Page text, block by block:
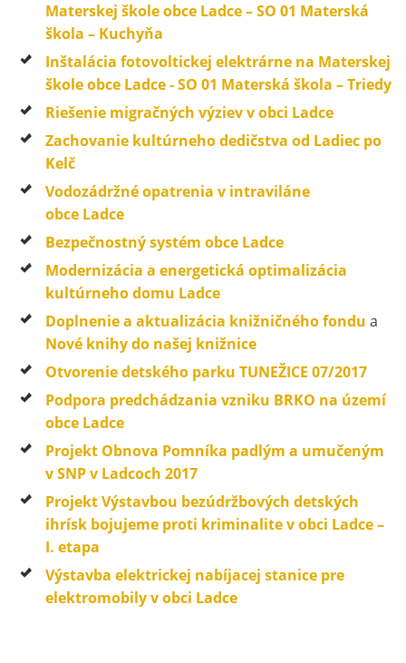
Materskej škole obce Ladce – SO 01 Materská
škola – Kuchyňa
Inštalácia fotovoltickej elektrárne na Materskej
škole obce Ladce - SO 01 Materská škola – Triedy
Riešenie migračných výziev v obci Ladce
Zachovanie kultúrneho dedičstva od Ladiec po
Kelč
Vodozádržné opatrenia v intraviláne
obce Ladce
Bezpečnostný systém obce Ladce
Modernizácia a energetická optimalizácia
kultúrneho domu Ladce
Doplnenie a aktualizácia knižničného fondu a
Nové knihy do našej knižnice
Otvorenie detského parku TUNEŽICE 07/2017
Podpora predchádzania vzniku BRKO na území
obce Ladce
Projekt Obnova Pomníka padlým a umučeným
v SNP v Ladcoch 2017
Projekt Výstavbou bezúdržbových detských
ihrísk bojujeme proti kriminalite v obci Ladce –
I. etapa
Výstavba elektrickej nabíjacej stanice pre
elektromobily v obci Ladce